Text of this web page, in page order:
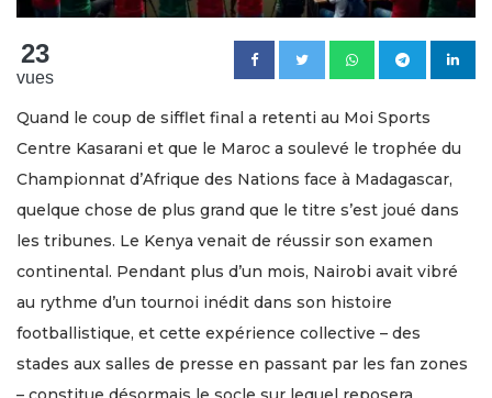
23
vues
Quand le coup de sifflet final a retenti au Moi Sports
Centre Kasarani et que le Maroc a soulevé le trophée du
Championnat d’Afrique des Nations face à Madagascar,
quelque chose de plus grand que le titre s’est joué dans
les tribunes. Le Kenya venait de réussir son examen
continental. Pendant plus d’un mois, Nairobi avait vibré
au rythme d’un tournoi inédit dans son histoire
footballistique, et cette expérience collective – des
stades aux salles de presse en passant par les fan zones